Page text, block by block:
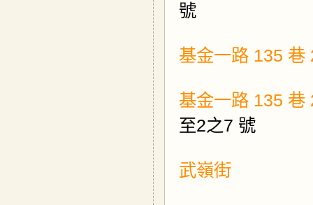
號
基金一路 135 巷
基金一路 135 巷
至2之7 號
武